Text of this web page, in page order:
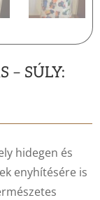
– SÚLY:
hidegen és
enyhítésére is